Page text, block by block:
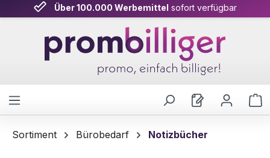
Zum Hauptinhalt springen
Über 100.000 Werbemittel sofort verfügbar
Sortiment Bürobedarf Notizbücher